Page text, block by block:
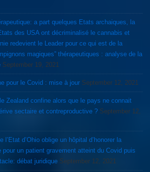
Etats archaiques, la
des USA ont décriminalisé le cannabis et
redevient le Leader pour ce qui est de la
magiques” thérapeutiques : analyse de la
September 19, 2021
pour le Covid : mise à jour September 12, 2021
Zealand confine alors que le pays ne connait
sectaire et contreproductive ? September 12,
l’Etat d’Ohio oblige un hôpital d’honorer la
pour un patient gravement atteint du Covid puis
débat juridique September 12, 2021